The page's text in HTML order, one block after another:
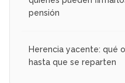
pensión
Herencia yacente: qué
hasta que se reparten